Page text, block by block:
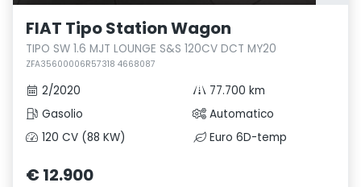
FIAT Tipo Station Wagon
TIPO SW 1.6 MJT LOUNGE S&S 120CV DCT MY20
ZFA35600006R57318 4668087
2/2020
77.700 km
Gasolio
Automatico
120 CV (88 KW)
Euro 6D-temp
€ 12.900